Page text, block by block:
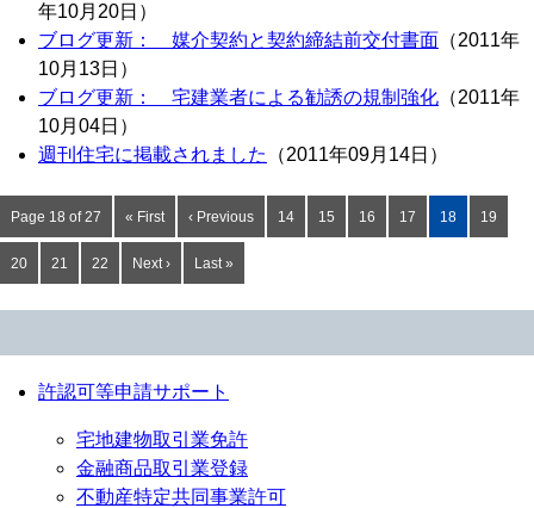
年10月20日）
ブログ更新： 媒介契約と契約締結前交付書面 （2011年
10月13日）
ブログ更新： 宅建業者による勧誘の規制強化 （2011年
10月04日）
週刊住宅に掲載されました
（2011年09月14日）
Page 18 of 27 « First ‹ Previous 14 15 16 17 18 19
20 21 22 Next › Last »
許認可等申請サポート
宅地建物取引業免許
金融商品取引業登録
不動産特定共同事業許可